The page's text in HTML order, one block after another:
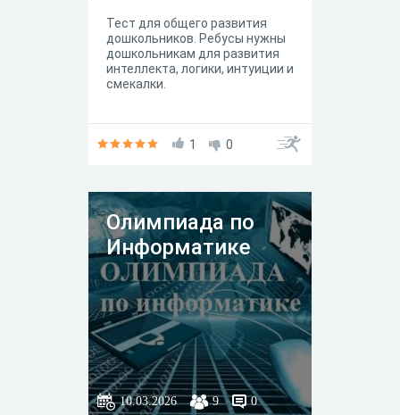
Тест для общего развития
дошкольников. Ребусы нужны
дошкольникам для развития
интеллекта, логики, интуиции и
смекалки.
1 0
Олимпиада по
Информатике
10.03.2026 9 0